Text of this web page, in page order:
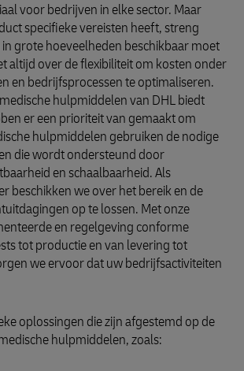
voor bedrijven in elke sector. Maar
specifieke vereisten heeft, streng
grote hoeveelheden beschikbaar moet
altijd over de flexibiliteit om kosten onder
en bedrijfsprocessen te optimaliseren.
hulpmiddelen van DHL biedt
er een prioriteit van gemaakt om
hulpmiddelen gebruiken de nodige
die wordt ondersteund door
en schaalbaarheid. Als
beschikken we over het bereik en de
op te lossen. Met onze
en regelgeving conforme
tot productie en van levering tot
we ervoor dat uw bedrijfsactiviteiten
oplossingen die zijn afgestemd op de
hulpmiddelen, zoals: